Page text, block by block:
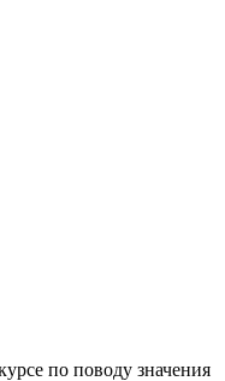
по поводу значения